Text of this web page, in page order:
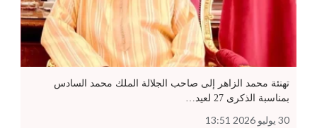
تهنئة محمد الزاهر إلى صاحب الجلالة الملك محمد السادس
بمناسبة الذكرى 27 لعيد…
30 يوليو 2026 13:51